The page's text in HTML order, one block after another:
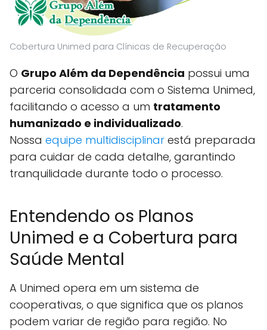
Cobertura Unimed para Clínicas de Recuperação
O Grupo Além da Dependência possui uma
parceria consolidada com o Sistema Unimed,
facilitando o acesso a um tratamento
humanizado e individualizado.
Nossa equipe multidisciplinar está preparada
para cuidar de cada detalhe, garantindo
tranquilidade durante todo o processo.
Entendendo os Planos
Unimed e a Cobertura para
Saúde Mental
A Unimed opera em um sistema de
cooperativas, o que significa que os planos
podem variar de região para região. No